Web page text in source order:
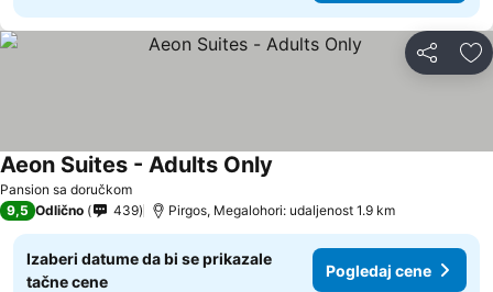
Deli
Pansion sa doručkom
Aeon Suites - Adults Only
9,5 Odlično 439 Pirgos, Megalohori: udaljenost 1.9 km
Izaberi datume da bi se prikazale
tačne cene
Pogledaj cene